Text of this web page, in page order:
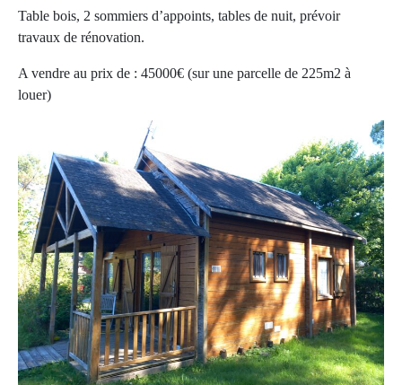
Table bois, 2 sommiers d’appoints, tables de nuit, prévoir
travaux de rénovation.
A vendre au prix de : 45000€ (sur une parcelle de 225m2 à
louer)